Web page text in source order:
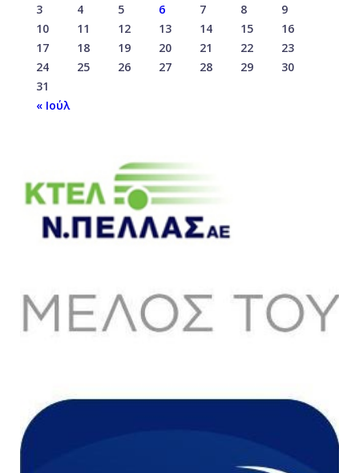
3
4 5 6 7 8
9
10
11 12 13 14 15
16
17
18 19 20 21 22
23
24
25 26 27 28 29
30
31
« Ιούλ